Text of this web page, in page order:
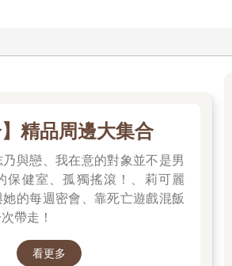
】精品周邊大集合
與戀、我在意的對象並不是男
保健室、孤獨搖滾！、莉可麗
的每週密會、靠死亡遊戲混飯
帶走！
看更多